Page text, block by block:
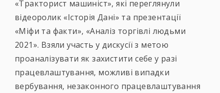
«Тракторист машиніст», які переглянули
відеоролик «Історія Дані» та презентації
«Міфи та факти», «Аналіз торгівлі людьми
2021». Взяли участь у дискусії з метою
проаналізувати як захистити себе у разі
працевлаштування, можливі випадки
вербування, незаконного працевлаштування